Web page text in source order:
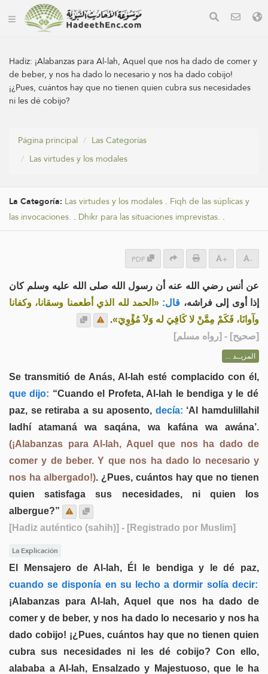
Hadiz: ¡Alabanzas para Al-lah, Aquel que nos ha dado de comer y
de beber, y nos ha dado lo necesario y nos ha dado cobijo!
¡¿Pues, cuántos hay que no tienen quien cubra sus necesidades
ni les dé cobijo?
Página principal
Las Categorías
Las virtudes y los modales
La Categoría: Las virtudes y los modales . Fiqh de las súplicas y
las invocaciones. . Dhikr para las situaciones imprevistas. .
PDF + -
عن أنس رضي الله عنه أن رسول الله صلى الله عليه وسلم كان
إذا أوى إلى فراشه، قال: «الحمد لله الذي أطعمنا وسقانا، وكفانا
وآوانَا، فَكَمْ مِمَّنْ لا كَافِيَ له وَلاَ مُؤْوِيَ».
[صحيح] - [رواه مسلم]
المزيــد ...
Se transmitió de Anás, Al-lah esté complacido con él,
que dijo: “Cuando el Profeta, Al-lah le bendiga y le dé
paz, se retiraba a su aposento, decía: ‘Al hamdulillahil
ladhí atamaná wa saqána, wa kafána wa awána’.
(¡Alabanzas para Al-lah, Aquel que nos ha dado de
comer y de beber. Y que nos ha dado lo necesario y
nos ha albergado!). ¿Pues, cuántos hay que no tienen
quien satisfaga sus necesidades, ni quien los
albergue?”
[Hadiz auténtico (sahih)] - [Registrado por Muslim]
La Explicación
El Mensajero de Al-lah, Él le bendiga y le dé paz,
cuando se disponía en su lecho a dormir solía decir:
¡Alabanzas para Al-lah, Aquel que nos ha dado de
comer y de beber, y nos ha dado lo necesario y nos ha
dado cobijo! ¡¿Pues, cuántos hay que no tienen quien
cubra sus necesidades ni les dé cobijo? Con ello,
alababa a Al-lah, Ensalzado y Majestuoso, que le ha